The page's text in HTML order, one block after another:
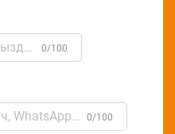
0/100
0/100